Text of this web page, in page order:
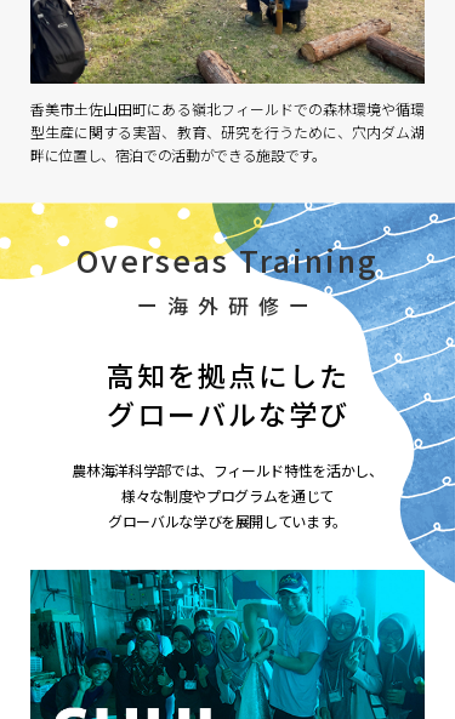
香美市土佐山田町にある嶺北フィールドでの森林環境や循環
型生産に関する実習、教育、研究を行うために、穴内ダム湖
畔に位置し、宿泊での活動ができる施設です。
Overseas Training
ー海外研修ー
高知を拠点にした
グローバルな学び
農林海洋科学部では、フィールド特性を活かし、
様々な制度やプログラムを通じて
グローバルな学びを展開しています。